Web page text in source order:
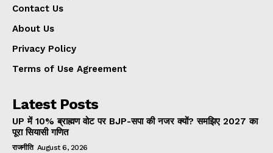
Contact Us
About Us
Privacy Policy
Terms of Use Agreement
Latest Posts
UP में 10% ब्राह्मण वोट पर BJP-सपा की नजर क्यों? समझिए 2027 का
पूरा सियासी गणित
राजनीति August 6, 2026